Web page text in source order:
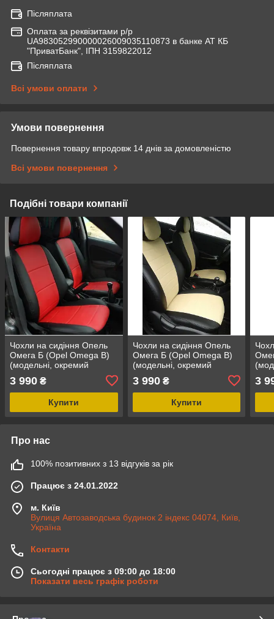
Післяплата
Оплата за реквізитами р/р
UA983052990000026009035110873 в банке АТ КБ
"ПриватБанк", ІПН 3159822012
Післяплата
Всі умови оплати
Умови повернення
Повернення товару впродовж 14 днів за домовленістю
Всі умови повернення
Подібні товари компанії
Чохли на сидіння Опель
Омега Б (Opel Omega B)
(модельні, окремий
підголовник) Чорно-білий
3 990 ₴
Купити
Чохли на сидіння Опель
Омега Б (Opel Omega B)
(модельні, окремий
бежевий
3 990₴
Купити
3
Про нас
100% позитивних з 13 відгуків за рік
Працює з 24.01.2022
м. Київ
Вулиця Автозаводська будинок 2 індекс 04074, Київ,
Україна
Контакти
Сьогодні працює з 09:00 до 18:00
Показати весь графік роботи